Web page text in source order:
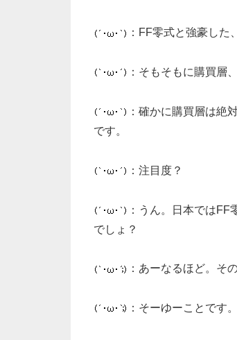
：FF零式と強豪した
：そもそもに購買層
：確かに購買層は絶
です。
：注目度？
：うん。日本では
でしょ？
：あーなるほど。そ
：そーゆーことです